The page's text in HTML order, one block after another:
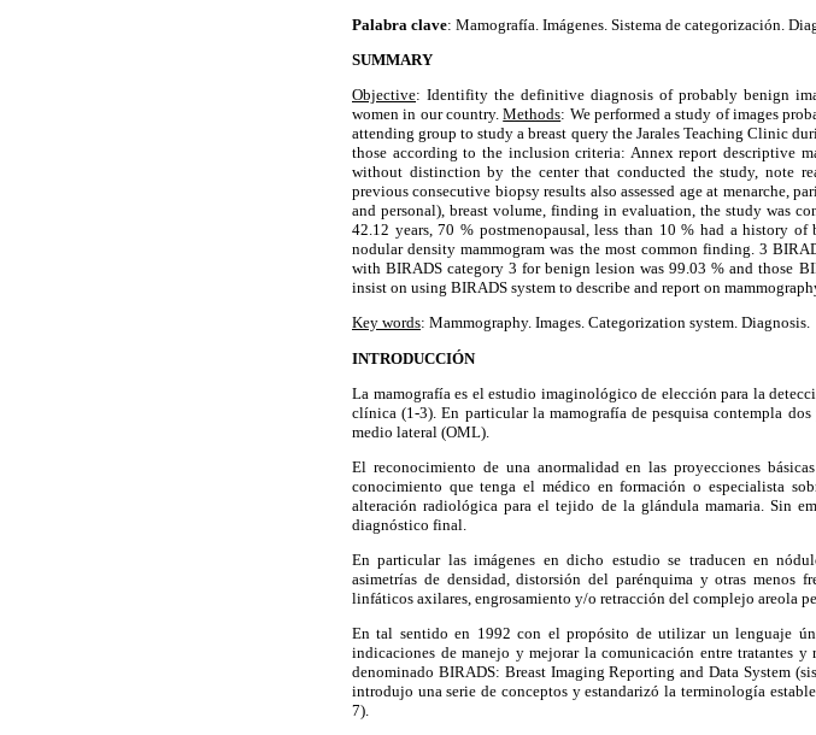
Palabra clave: Mamografía. Imágenes. Sistema de categorización.
SUMMARY
Objective: Identifity the definitive diagnosis of probably benign
women in our country.Methods: We performed a study of images
attending group to study a breast query the Jarales Teaching Clinic
those according to the inclusion criteria: Annex report descriptive
without distinction by the center that conducted the study, note
previous consecutive biopsy results also assessed age at menarche,
and personal), breast volume, finding in evaluation, the study was
42.12 years, 70 % postmenopausal, less than 10 % had a history
nodular density mammogram was the most common finding. 3
with BIRADS category 3 for benign lesion was 99.03 % and those
insist on using BIRADS system to describe and report on
Key words: Mammography. Images. Categorization system. Diagnosis.
INTRODUCCIÓN
La mamografía es el estudio imaginológico de elección para la
clínica (1-3). En particular la mamografía de pesquisa contempla
medio lateral (OML).
El reconocimiento de una anormalidad en las proyecciones
conocimiento que tenga el médico en formación o especialista
alteración radiológica para el tejido de la glándula mamaria. Sin
diagnóstico final.
En particular las imágenes en dicho estudio se traducen en
asimetrías de densidad, distorsión del parénquima y otras menos
linfáticos axilares, engrosamiento y/o retracción del complejo areola
En tal sentido en 1992 con el propósito de utilizar un lenguaje
indicaciones de manejo y mejorar la comunicación entre tratantes
denominado BIRADS: Breast Imaging Reporting and Data System
introdujo una serie de conceptos y estandarizó la terminología
7).